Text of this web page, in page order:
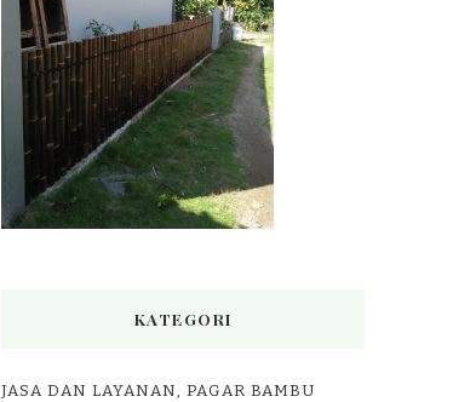
KATEGORI
JASA DAN LAYANAN, PAGAR BAMBU